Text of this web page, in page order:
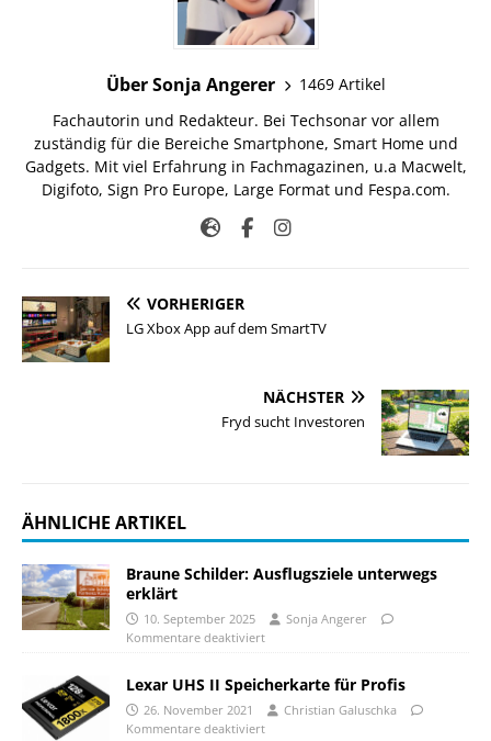
Über Sonja Angerer
1469 Artikel
Fachautorin und Redakteur. Bei Techsonar vor allem
zuständig für die Bereiche Smartphone, Smart Home und
Gadgets. Mit viel Erfahrung in Fachmagazinen, u.a Macwelt,
Digifoto, Sign Pro Europe, Large Format und Fespa.com.
VORHERIGER
LG Xbox App auf dem SmartTV
NÄCHSTER
Fryd sucht Investoren
ÄHNLICHE ARTIKEL
Braune Schilder: Ausflugsziele unterwegs
erklärt
10. September 2025
Sonja Angerer
Kommentare deaktiviert
Lexar UHS II Speicherkarte für Profis
26. November 2021
Christian Galuschka
Kommentare deaktiviert